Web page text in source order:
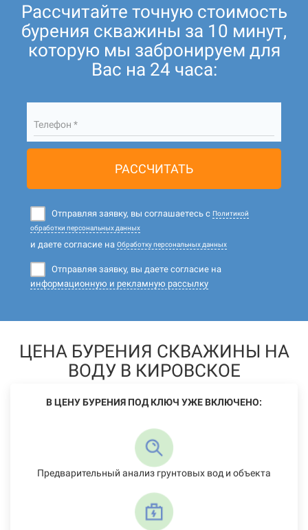
Рассчитайте точную стоимость
бурения скважины за 10 минут,
которую мы забронируем для
Вас на 24 часа:
Телефон *
РАССЧИТАТЬ
Отправляя заявку, вы соглашаетесь с Политикой
обработки персональных данных
и даете согласие на Обработку персональных данных
Отправляя заявку, вы даете согласие на
информационную и рекламную рассылку
ЦЕНА БУРЕНИЯ СКВАЖИНЫ НА
ВОДУ В КИРОВСКОЕ
В ЦЕНУ БУРЕНИЯ ПОД КЛЮЧ УЖЕ ВКЛЮЧЕНО:
Предварительный анализ грунтовых вод и объекта